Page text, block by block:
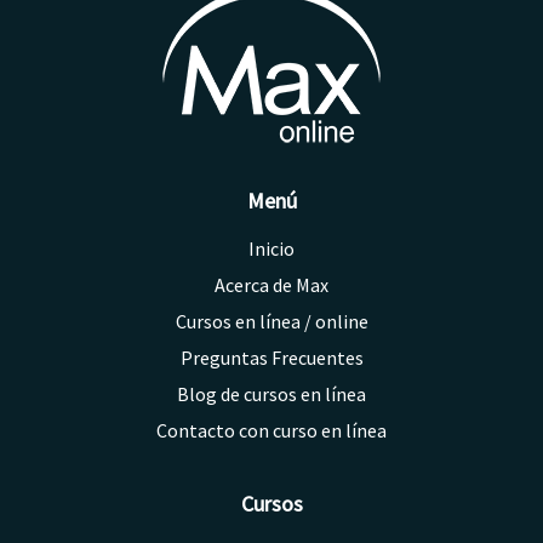
Menú
Inicio
Acerca de Max
Cursos en línea / online
Preguntas Frecuentes
Blog de cursos en línea
Contacto con curso en línea
Cursos